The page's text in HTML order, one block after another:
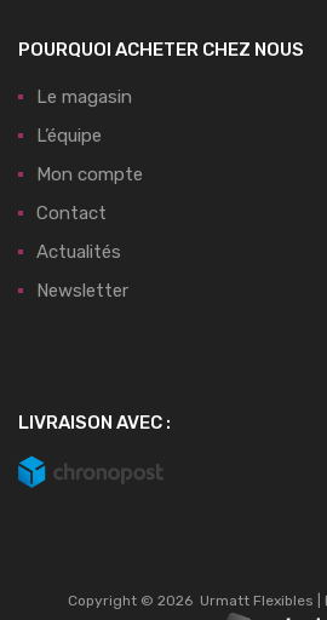
POURQUOI ACHETER CHEZ NOUS
Le magasin
L’équipe
Mon compte
Contact
Actualités
Newsletter
LIVRAISON AVEC :
Copyright © 2026 Urmatt Flexibles |